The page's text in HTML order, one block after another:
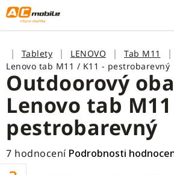
Přejít
na
obsah
DomůTablety LENOVO Tab M11
Lenovo tab M11 / K11 - pestrobarevný
Outdoorový
Lenovo tab
pestrobarevný
Průměrné
hodnocení
7 hodnocení Podrobnosti